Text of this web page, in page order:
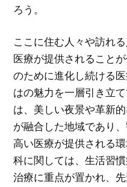
ろう。
ここに住む人々や訪れ
医療が提供されること
のために進化し続ける
はの魅力を一層引き立
は、美しい夜景や革新
が融合した地域であり
高い医療が提供される
科に関しては、生活習
治療に重点が置かれ、